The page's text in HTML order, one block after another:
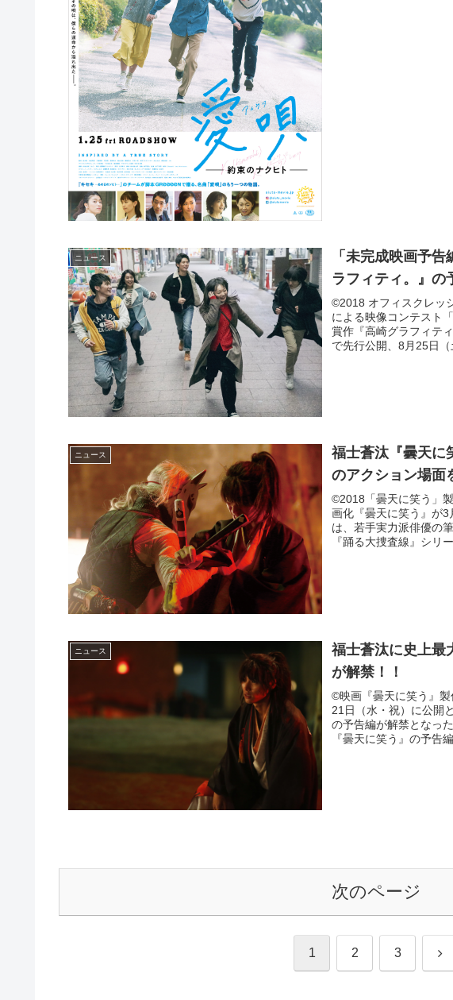
ニュース
「未完成映画予
ラフィティ。』の
©2018 オフィスクレッ
による映像コンテスト
賞作『高崎グラフィテ
で先行公開、8月25日（
ニュース
福士蒼汰『曇天
のアクション場面
©2018「曇天に笑う」
画化『曇天に笑う』が
は、若手実力派俳優の
『踊る大捜査線』シリ
ニュース
福士蒼汰に史上最
が解禁！！
©︎映画『曇天に笑う』
21日（水・祝）に公開
の予告編が解禁となっ
『曇天に笑う』の予告
次のページ
1 2 3 次